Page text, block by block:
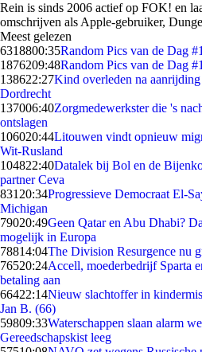
Rein is sinds 2006 actief op FOK! en
omschrijven als Apple-gebruiker,
Meest gelezen
6318800:35Random Pics van de Dag
1876209:48Random Pics van de Dag
138622:27Kind overleden na
Dordrecht
137006:40Zorgmedewerkster die 's
ontslagen
106020:44Litouwen vindt opnieuw
Wit-Rusland
104822:40Datalek bij Bol en de
partner Ceva
831 20:34Progressieve Democraat El-
Michigan
79020:49Geen Qatar en Abu Dhabi?
mogelijk in Europa
78814:04The Division Resurgence nu
76520:24Accell, moederbedrijf Sparta
betaling aan
66422:14Nieuw slachtoffer in
Jan B. (66)
59809:33Waterschappen slaan alarm
Gereedschapskist leeg